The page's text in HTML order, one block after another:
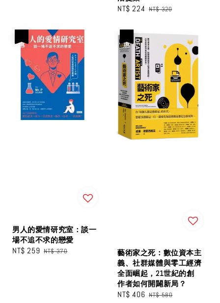
Sale
NT$ 224 Regular
NT$ 320
男人的愛情研究室：談一
場不追不求的戀愛
Sale
NT$ 259 Regular
NT$ 370
藝術家之死：數位資本主
義、社群媒體與零工經濟
全面崛起，21世紀的創
作者如何開闢新局？
Sale
NT$ 406 Regular
NT$ 580